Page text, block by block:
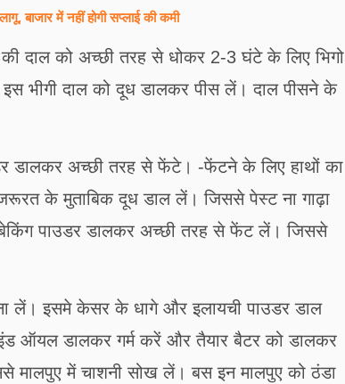
बाजार में नहीं होगी सप्लाई की कमी
दाल को अच्छी तरह से धोकर 2-3 घंटे के लिए भिगो
भीगी दाल को दूध डालकर पीस लें। दाल पीसने के
डालकर अच्छी तरह से फेंटे। -फेंटने के लिए हाथों का
के मुताबिक दूध डाल लें। जिससे पेस्ट ना गाढ़ा
पाउडर डालकर अच्छी तरह से फेंट लें। जिससे
लें। इसमे केसर के धागे और इलायची पाउडर डाल
ऑयल डालकर गर्म करें और तैयार बैटर को डालकर
मालपुए में चाशनी सोख लें। बस इन मालपुए को ठंडा